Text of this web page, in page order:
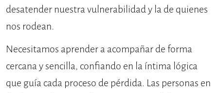
desatender nuestra vulnerabilidad y la de quienes
nos rodean.
Necesitamos aprender a acompañar de forma
cercana y sencilla, confiando en la íntima lógica
que guía cada proceso de pérdida. Las personas en